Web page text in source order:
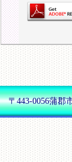
〒443-0056蒲郡